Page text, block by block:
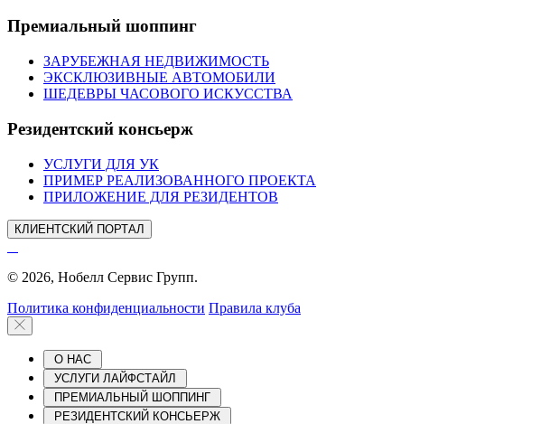
Премиальный шоппинг
ЗАРУБЕЖНАЯ НЕДВИЖИМОСТЬ
ЭКСКЛЮЗИВНЫЕ АВТОМОБИЛИ
ШЕДЕВРЫ ЧАСОВОГО ИСКУССТВА
Резидентский консьерж
УСЛУГИ ДЛЯ УК
ПРИМЕР РЕАЛИЗОВАННОГО ПРОЕКТА
ПРИЛОЖЕНИЕ ДЛЯ РЕЗИДЕНТОВ
КЛИЕНТСКИЙ ПОРТАЛ
© 2026, Нобелл Сервис Групп.
Политика конфиденциальности Правила клуба
О НАС
УСЛУГИ ЛАЙФСТАЙЛ
ПРЕМИАЛЬНЫЙ ШОППИНГ
РЕЗИДЕНТСКИЙ КОНСЬЕРЖ